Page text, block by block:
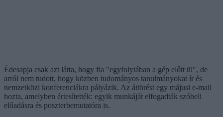
Édesapja csak azt látta, hogy fia "egyfolytában a gép előtt ül", de
arról nem tudott, hogy közben tudományos tanulmányokat ír és
nemzetközi konferenciákra pályázik. Az áttörést egy májusi e-mail
hozta, amelyben értesítették: egyik munkáját elfogadták szóbeli
előadásra és poszterbemutatóra is.